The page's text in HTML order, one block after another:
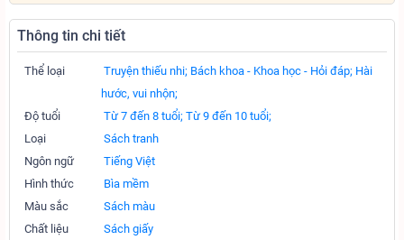
Thông tin chi tiết
Thể loại Truyện thiếu nhi; Bách khoa - Khoa học - Hỏi đáp; Hài
hước, vui nhộn;
Độ tuổi
Từ 7 đến 8 tuổi; Từ 9 đến 10 tuổi;
Loại
Sách tranh
Ngôn ngữ
Tiếng Việt
Hình thức
Bìa mềm
Màu sắc
Sách màu
Chất liệu
Sách giấy